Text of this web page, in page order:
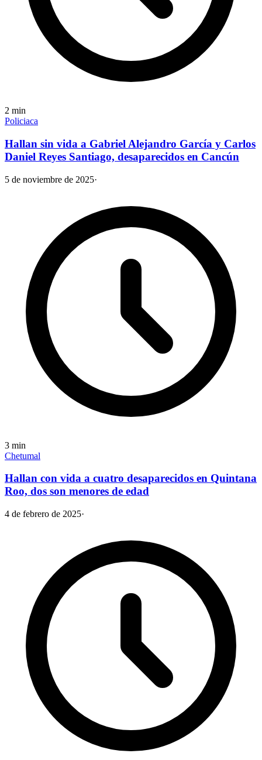
2 min
Policiaca
Hallan sin vida a Gabriel Alejandro García y Carlos
Daniel Reyes Santiago, desaparecidos en Cancún
5 de noviembre de 2025·
3 min
Chetumal
Hallan con vida a cuatro desaparecidos en Quintana
Roo, dos son menores de edad
4 de febrero de 2025·